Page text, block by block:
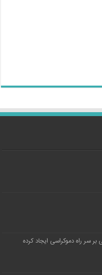
بر سر راه دموکراسی ایجاد کرده